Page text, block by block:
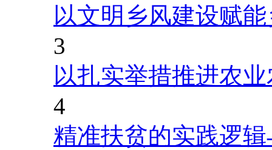
以文明乡风建设赋
3
以扎实举措推进农
4
精准扶贫的实践逻